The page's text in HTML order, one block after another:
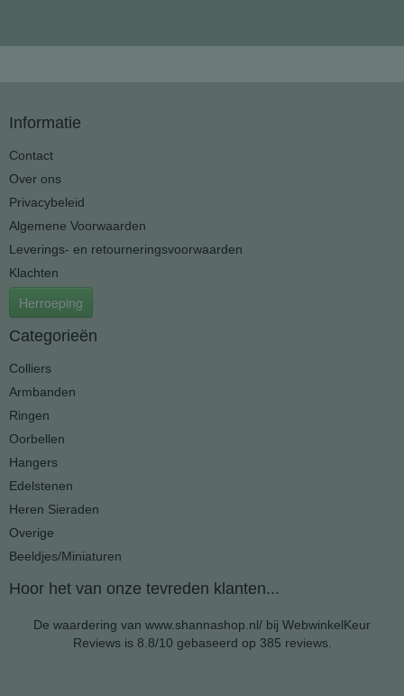
Informatie
Contact
Over ons
Privacybeleid
Algemene Voorwaarden
Leverings- en retourneringsvoorwaarden
Klachten
Herroeping
Categorieën
Colliers
Armbanden
Ringen
Oorbellen
Hangers
Edelstenen
Heren Sieraden
Overige
Beeldjes/Miniaturen
Hoor het van onze tevreden klanten...
De waardering van www.shannashop.nl/ bij WebwinkelKeur
Reviewsis 8.8/10 gebaseerd op 385 reviews.